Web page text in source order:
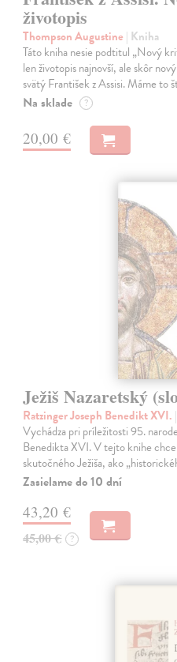
životopis
Thompson Augustine | Kniha
Táto kniha nesie podtitul „Nový
len životopis najnovší, ale skôr
svätý František z Assisi. Máme to
Na sklade ?
20,00 €
Ježiš Nazaretský
Ratzinger Joseph Benedikt XVI.
Vychádza pri príležitosti 95.
Benedikta XVI. V tejto knihe
skutočného Ježiša, ako
Zasielame do 10 dní
43,20 €
45,00 € ?